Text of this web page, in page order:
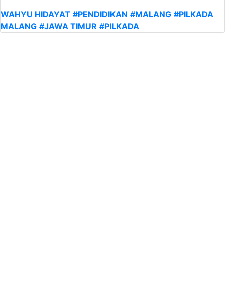
WAHYU HIDAYAT #PENDIDIKAN #MALANG #PILKADA
MALANG #JAWA TIMUR #PILKADA